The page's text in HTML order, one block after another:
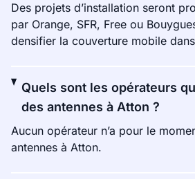
Des projets d’installation seront
par Orange, SFR, Free ou
densifier la couverture mobile
Quels sont les opérateurs
des antennes à Atton ?
Aucun opérateur n’a pour le
antennes à Atton.